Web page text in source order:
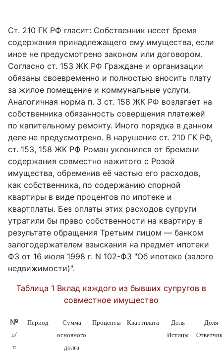
Ст. 210 ГК РФ гласит: Собственник несет бремя
содержания принадлежащего ему имущества, если
иное не предусмотрено законом или договором.
Согласно ст. 153 ЖК РФ Граждане и организации
обязаны своевременно и полностью вносить плату
за жилое помещение и коммунальные услуги.
Аналогичная норма п. 3 ст. 158 ЖК РФ возлагает на
собственника обязанность совершения платежей
по капительному ремонту. Иного порядка в данном
деле не предусмотрено. В нарушение ст. 210 ГК РФ,
ст. 153, 158 ЖК РФ Роман уклонился от бремени
содержания совместно нажитого с Розой
имущества, обременив её частью его расходов,
как собственника, по содержанию спорной
квартиры в виде процентов по ипотеке и
квартплаты. Без оплаты этих расходов супруги
утратили бы право собственности на квартиру в
результате обращения Третьим лицом — банком
залогодержателем взыскания на предмет ипотеки
ФЗ от 16 июля 1998 г. N 102-ФЗ "Об ипотеке (залоге
недвижимости)".
Таблица 1 Вклад каждого из бывших супругов в
совместное имущество
№
п/
п
Период
Сумма
основного
долга
Проценты Квартплата
Доля
Истицы
Доля